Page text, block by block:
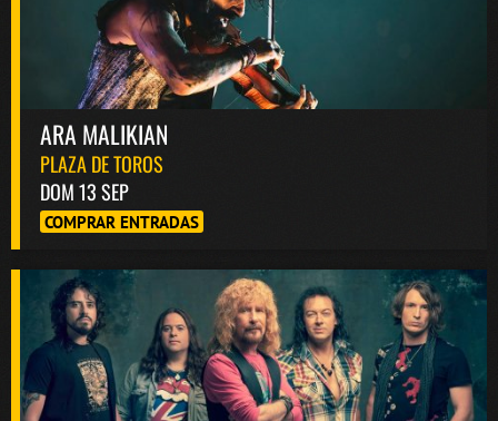
ARA MALIKIAN
PLAZA DE TOROS
DOM 13 SEP
COMPRAR ENTRADAS